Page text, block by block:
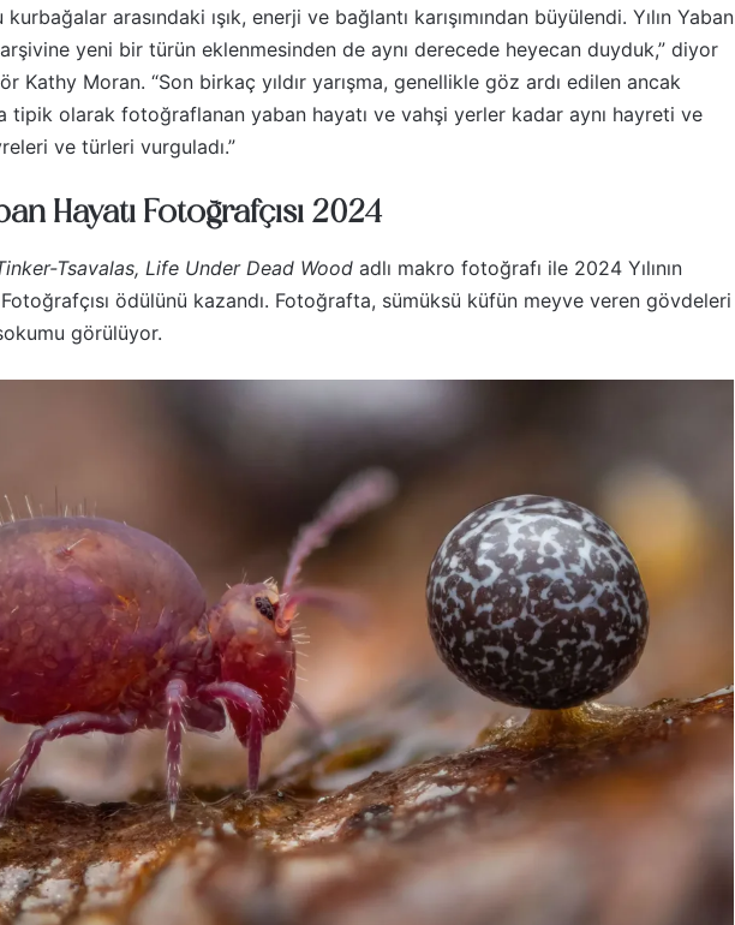
arasındaki ışık, enerji ve bağlantı karışımından büyülendi. Yılın Yaban
arşivine yeni bir türün eklenmesinden de aynı derecede heyecan duyduk,” diyor
Kathy Moran. “Son birkaç yıldır yarışma, genellikle göz ardı edilen ancak
tipik olarak fotoğraflanan yaban hayatı ve vahşi yerler kadar aynı hayreti ve
ve türleri vurguladı.”
Hayatı Fotoğrafçısı 2024
Tsavalas, Life Under Dead Wood adlı makro fotoğrafı ile 2024 Yılının
ödülünü kazandı. Fotoğrafta, sümüksü küfün meyve veren gövdeleri
görülüyor.